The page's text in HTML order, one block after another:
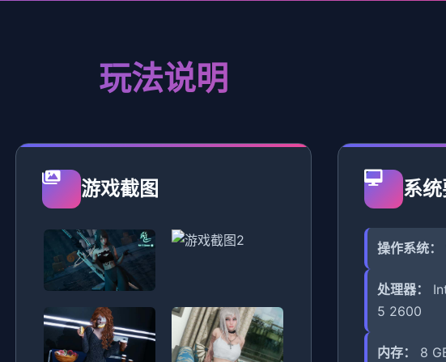
玩法说明
游戏截图 系
操作系统：
处理器：
5 2600
内存： 8